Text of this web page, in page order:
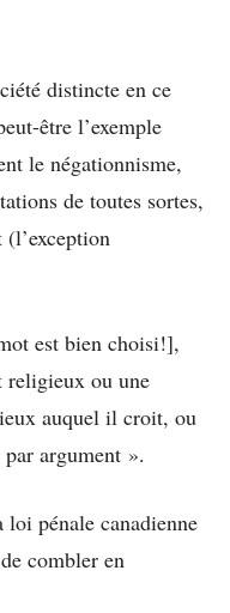
distincte en ce
être l’exemple
le négationnisme,
de toutes sortes,
(l’exception
est bien choisi!],
religieux ou une
auquel il croit, ou
argument ».
loi pénale canadienne
combler en